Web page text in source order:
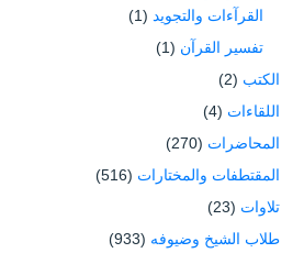
القرآءات والتجويد (1)
تفسير القرآن (1)
الكتب (2)
اللقاءات (4)
المحاضرات (270)
المقتطفات والمختارات (516)
تلاوات (23)
طلاب الشيخ وضيوفه (933)